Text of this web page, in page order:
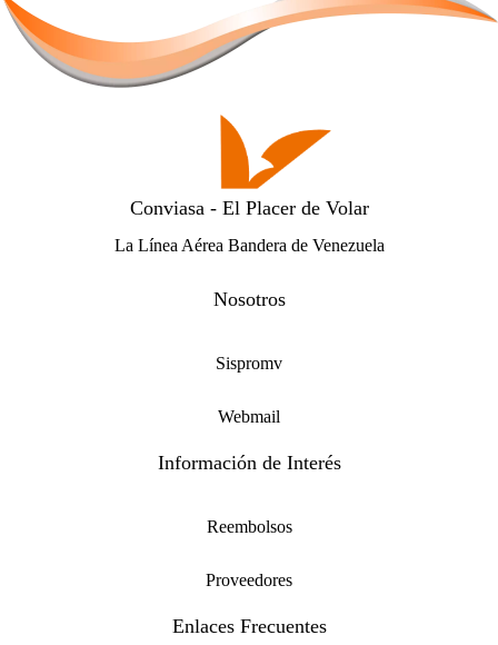
Conviasa - El Placer de Volar
La Línea Aérea Bandera de Venezuela
Nosotros
Sispromv
Webmail
Información de Interés
Reembolsos
Proveedores
Enlaces Frecuentes